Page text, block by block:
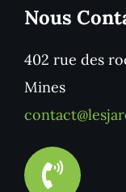
Nous
402 rue des
Mines